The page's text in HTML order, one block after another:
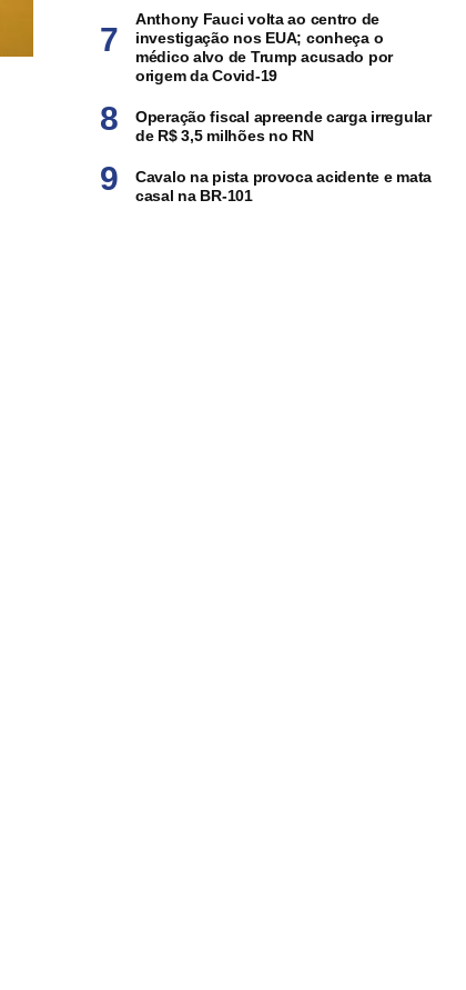
Anthony Fauci volta ao centro de
investigação nos EUA; conheça o
médico alvo de Trump acusado por
origem da Covid-19
Operação fiscal apreende carga irregular
de R$ 3,5 milhões no RN
Cavalo na pista provoca acidente e mata
casal na BR-101